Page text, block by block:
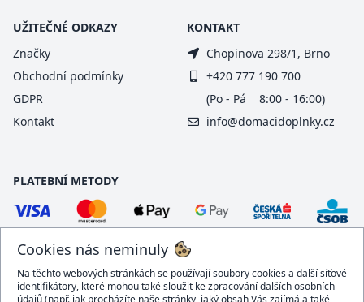
Cookies nás neminuly
Na těchto webových stránkách se používají soubory cookies a další síťové
identifikátory, které mohou také sloužit ke zpracování dalších osobních
údajů (např. jak procházíte naše stránky, jaký obsah Vás zajímá a také
UŽITEČNÉ ODKAZY
Značky
Obchodní podmínky
GDPR
Kontakt
KONTAKT
Chopinova 298/1, Brno
+420 777 190 700
(Po - Pá 8:00 - 16:00)
info@domacidoplnky.cz
PLATEBNÍ METODY